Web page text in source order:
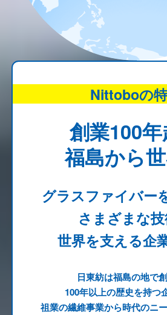
Nittoboの
創業100年
福島から
グラスファイバー
さまざまな
世界を支える企
日東紡は福島の地で創
100年以上の歴史を持つ
祖業の繊維事業から時代のニ